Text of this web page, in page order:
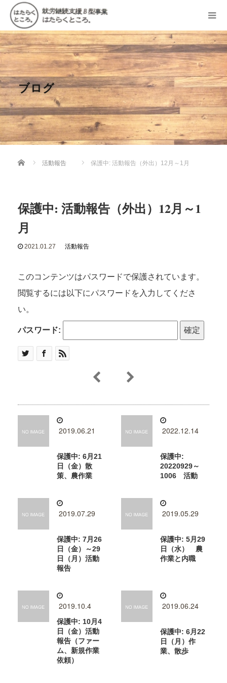
ブログ
Home 活動報告 保護中: 活動報告（外出）12月～1月
保護中: 活動報告（外出）12月～1
月
2021.01.27 活動報告
このコンテンツはパスワードで保護されています。
閲覧するには以下にパスワードを入力してくださ
い。
パスワード:
2019.06.21
保護中: 6月21
日（金）散
策、農作業
2022.12.14
保護中:
20220929～
1006 活動
2019.07.29
保護中: 7月26
日（金）～29
日（月）活動
報告
2019.05.29
保護中: 5月29
日（水） 農
作業と内職
2019.10.4
保護中: 10月4
日（金）活動
報告（ファー
ム、新規作業
依頼）
2019.06.24
保護中: 6月22
日（月）作
業、散歩